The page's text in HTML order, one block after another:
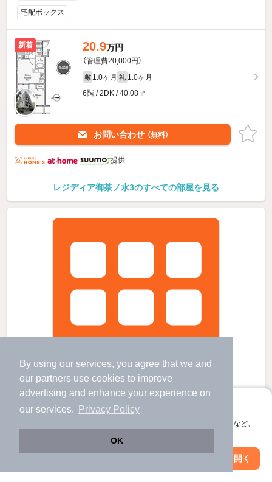
By using our services, you agree that we and
our partners use cookies to improve
advertising and enhance your experience on
our services.
Privacy Policy
OK
アプリに切り替えて、サクサクお部屋探し
会員登録なしですぐ使える。マップ検索やお気に入り保存など、
アプリを開く
宅配ボックス
新着 20.9万円
（管理費20,000円）
敷 1.0ヶ月 礼 1.0ヶ月
6階 / 2DK / 40.08㎡
お問い合わせ （無料）
提供
レジディア御茶ノ水3のすべての部屋を見る
絞り込み条件を変更